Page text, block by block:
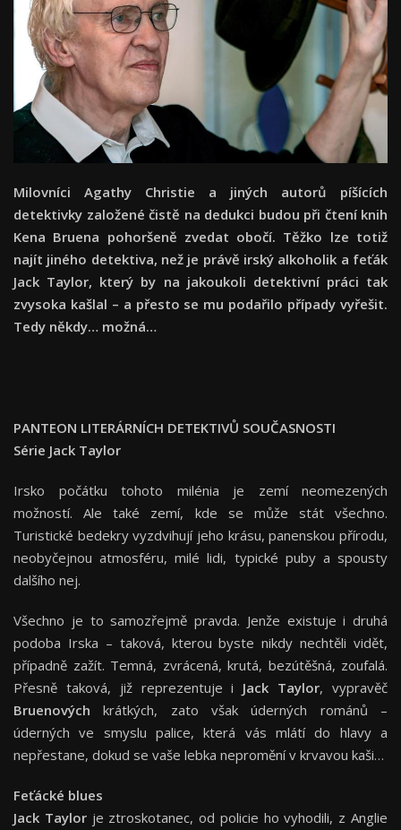
Milovníci Agathy Christie a jiných autorů píšících
detektivky založené čistě na dedukci budou při čtení knih
Kena Bruena pohoršeně zvedat obočí. Těžko lze totiž
najít jiného detektiva, než je právě irský alkoholik a feťák
Jack Taylor, který by na jakoukoli detektivní práci tak
zvysoka kašlal – a přesto se mu podařilo případy vyřešit.
Tedy někdy… možná…
PANTEON LITERÁRNÍCH DETEKTIVŮ SOUČASNOSTI
Série Jack Taylor
Irsko počátku tohoto milénia je zemí neomezených
možností. Ale také zemí, kde se může stát všechno.
Turistické bedekry vyzdvihují jeho krásu, panenskou přírodu,
neobyčejnou atmosféru, milé lidi, typické puby a spousty
dalšího nej.
Všechno je to samozřejmě pravda. Jenže existuje i druhá
podoba Irska – taková, kterou byste nikdy nechtěli vidět,
případně zažít. Temná, zvrácená, krutá, bezútěšná, zoufalá.
Přesně taková, již reprezentuje i Jack Taylor, vypravěč
Bruenových krátkých, zato však úderných románů –
úderných ve smyslu palice, která vás mlátí do hlavy a
nepřestane, dokud se vaše lebka nepromění v krvavou kaši…
Feťácké blues
Jack Taylorje ztroskotanec, od policie ho vyhodili, z Anglie